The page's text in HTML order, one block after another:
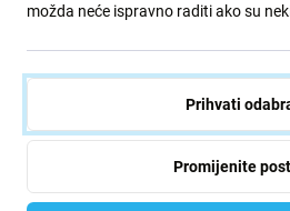
Neprestano poboljšavamo svoj
zaštitili naš planet. Pročitajte više
prilagođavamo naše procese
Više info
možda neće ispravno raditi ako su
Prihvati
Promijenite